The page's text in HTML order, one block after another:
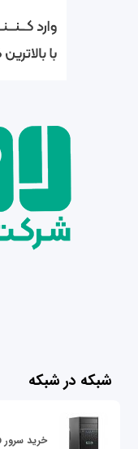
شبکه در شبکه
خرید سرور hp